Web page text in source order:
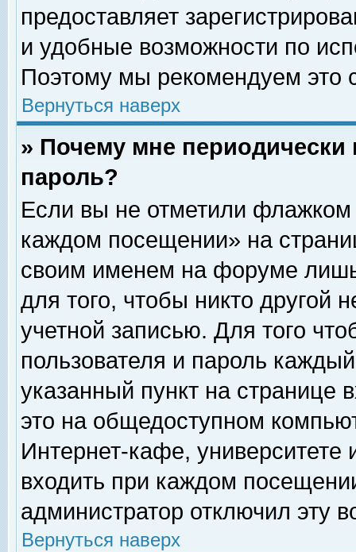
предоставляет
и удобные возможности по
Поэтому мы рекомендуем это
Вернуться наверх
» Почему мне
пароль?
Если вы не отметили флажком
каждом посещении» на
своим именем на форуме
для того, чтобы никто другой
учетной записью. Для того
пользователя и пароль
указанный пункт на
это на общедоступном
Интернет-кафе, университете
входить при каждом
администратор отключил эту
Вернуться наверх